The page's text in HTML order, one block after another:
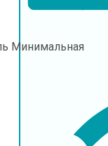
Минимальная